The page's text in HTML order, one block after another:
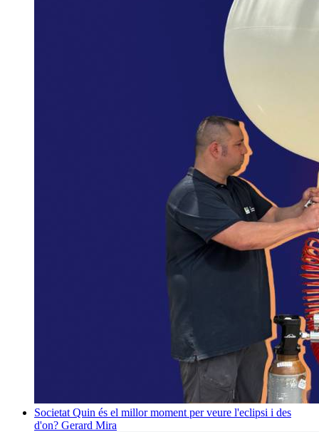
Societat Quin és el millor moment per veure l'eclipsi i des
d'on? Gerard Mira